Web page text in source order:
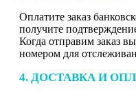
Оплатите заказ
получите
Когда отправим заказ
номером для
4. ДОСТАВКА И